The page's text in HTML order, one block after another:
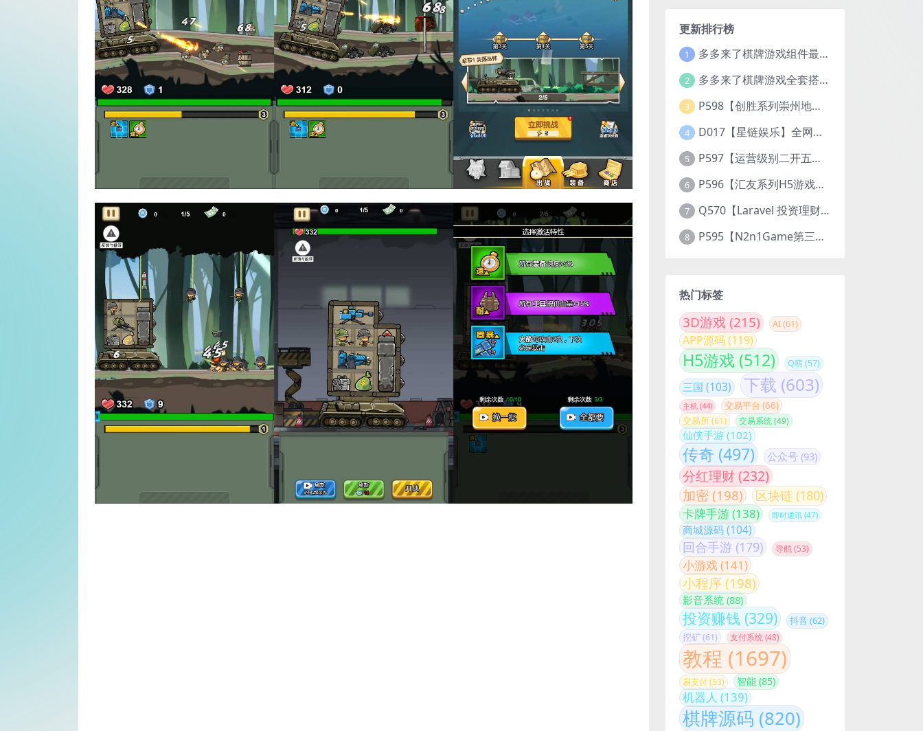
更新排行榜
1 多多来了棋牌游戏组件最新补丁文件
2 多多来了棋牌游戏全套搭建视频教程
3 P598【创胜系列崇州地方玩法断勾卡麻将】完整服务器组件+双端APP+授权机+通用视频教程
4 D017【星链娱乐】全网独家首推大型游戏综合盘/体育/PG/电竟/电玩大型综合体
5 P597【运营级别二开五游大联盟/开心棋牌】2026最新整理完整服务器组件+双端APP+完美AI机器人+超详细视频教程
6 P596【汇友系列H5游戏欢乐至尊大联盟】2026最新整理Linux系统最新组件+搭建教程
7 Q570【Laravel 投资理财系统源码】挖矿矿机 MLM分销 带后台
8 P595【N2n1Game第三版海盗风棋牌游戏】全套完整源码v8.0.0.1含android、ios、pc源码+布署文档+视频教程
热门标签
3D游戏 (215) AI(61)
APP源码(119)
H5游戏 (512) Q萌(57)
三国 (103) 下载 (603)
主机 (44) 交易平台 (66)
交易所(61) 交易系统 (49)
仙侠手游 (102)
传奇 (497) 公众号 (93)
分红理财 (232)
加密 (198) 区块链 (180)
卡牌手游(138) 即时通讯 (47)
商城源码(104)
回合手游 (179) 导航(53)
小游戏 (141)
小程序 (198)
影音系统 (88)
投资赚钱 (329) 抖音(62)
挖矿(61) 支付系统 (48)
教程 (1697)
易支付(53) 智能 (85)
机器人 (139)
棋牌源码 (820)